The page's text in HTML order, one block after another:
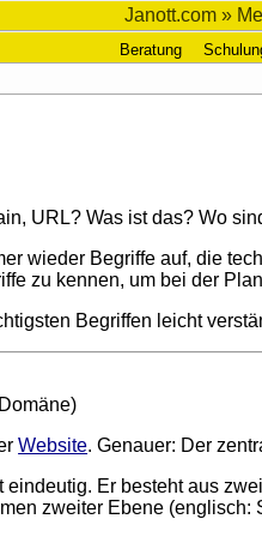
Janott.com»
Beratung
URL? Was ist das? Wo
wieder Begriffe auf, die
zu kennen, um bei der
Begriffen leicht
Website. Genauer: Der
Er besteht aus
zweiter Ebene (englisch: